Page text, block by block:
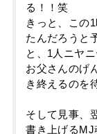
る！！笑
きっと、この
たんだろうと
と、1人ニヤニ
お父さんのげ
き終えるのを
そして見事、
書き上げるMJ